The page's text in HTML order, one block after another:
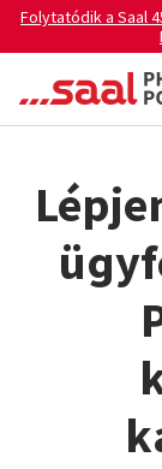
Folytatódik a Saal